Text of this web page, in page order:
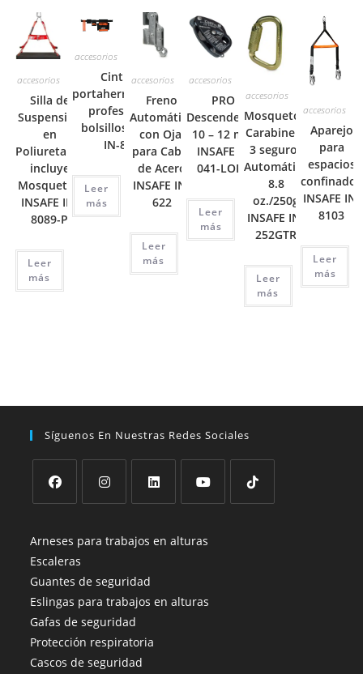
accesorios
Silla de
Suspensión
en
Poliuretano,
incluye
Mosquetón
INSAFE IN-
8089-P
Leer
más
accesorios
Cinturon
portaherramientas
profesional 6
bolsillos INSAFE
IN-8095
Leer
más
accesorios
Freno
Automático
con Ojal
para Cable
de Acero
INSAFE IN-
622
Leer
más
accesorios
PRO
Descendedor
10 – 12 mm
INSAFE A-
041-LORY
Leer
más
accesorios
Mosquetón
Carabinero
3 seguros
Automático
8.8
oz./250g
INSAFE IN-
252GTR
Leer
más
accesorios
Aparejo
para
espacios
confinados
INSAFE IN-
8103
Leer
más
Síguenos En Nuestras Redes Sociales
abre
en
una
nueva
pestaña
abre
una
nueva
pestaña
abre
una
nueva
pestaña
abre
nueva
Arneses para trabajos en alturas
Escaleras
Guantes de seguridad
Eslingas para trabajos en alturas
Gafas de seguridad
Protección respiratoria
Cascos de seguridad